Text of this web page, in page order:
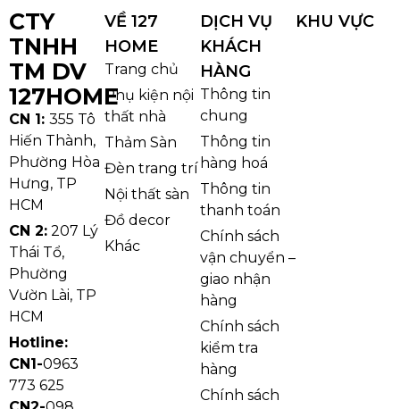
Đèn Chùm DC9188gây ấn tượng với bố cục cân đối,
các tay đèn uốn cong mềm mại tạo nên vẻ thanh lịch
và quyến rũ. Mỗi chao đèn được thiết kế tinh tế,
mang đến ánh sáng lan tỏa nhẹ nhàng, giúp không
gian trở nên hài hòa và sang trọng. Sản phẩm có
nhiều lựa chọn gồm DC9188T6 (6 tay), DC9188T8 (8
tay) và DC9188T12 (8+4 tay), phù hợp cho mọi không
gian từ phòng khách, phòng ăn đến sảnh lớn.
CTY
TNHH
TM DV
127HOME
CN 1: 355 Tô
Hiến Thành,
Phường Hòa
Hưng, TP
HCM
CN 2: 207 Lý
Thái Tổ,
Phường
Vườn Lài, TP
HCM
Hotline:
CN1-0963
773 625
VỀ 127
HOME
Trang chủ
Phụ kiện nội
thất nhà
Thảm Sàn
Đèn trang trí
Nội thất sàn
Đồ decor
Khác
DỊCH VỤ
KHÁCH
HÀNG
Thông tin
chung
Thông tin
hàng hoá
Thông tin
thanh toán
Chính sách
vận chuyển –
giao nhận
hàng
Chính sách
kiểm tra
hàng
Chính sách
KHU VỰC